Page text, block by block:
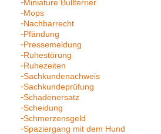
Miniature Bullterrier
Mops
Nachbarrecht
Pfändung
Pressemeldung
Ruhestörung
Ruhezeiten
Sachkundenachweis
Sachkundeprüfung
Schadenersatz
Scheidung
Schmerzensgeld
Spaziergang mit dem Hund